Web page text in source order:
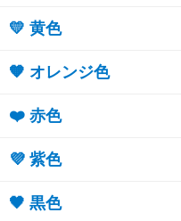
💛 黄色
🧡 オレンジ色
❤️ 赤色
💜 紫色
🖤 黒色